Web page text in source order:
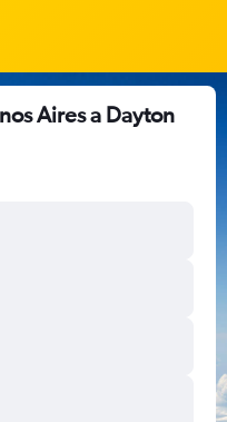
Aires a Dayton